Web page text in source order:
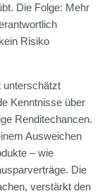
Die Folge: Mehr
Risiko
unterschätzt
Kenntnisse über
Renditechancen.
Ausweichen
– wie
Die
verstärkt den